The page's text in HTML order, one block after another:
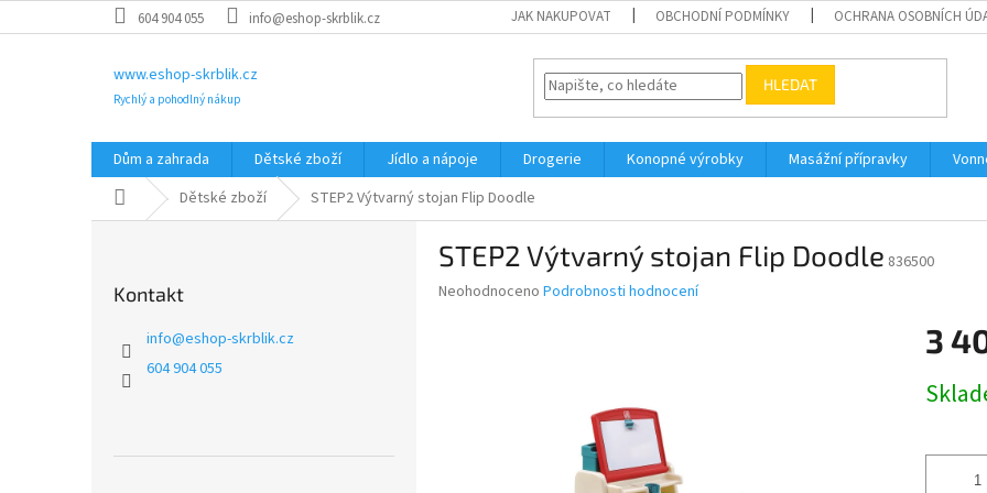
na
604 904 055 info@eshop-skrblik.cz JAK NAKUPOVAT OBCHODNÍ PODMÍNKY OCHRANA OSOBNÍCH
www.eshop-skrblik.cz
Rychlý a pohodlný nákup
HLEDAT
Dům a zahrada Dětské zboží Jídlo a nápoje Drogerie Konopné výrobky Masážní přípravky
Domů Dětské zboží STEP2 Výtvarný stojan Flip Doodle
Kontakt
info@eshop-skrblik.cz
604 904 055
STEP2 Výtvarný stojan Flip Doodle 836500
Průměrné
Neohodnoceno Podrobnosti hodnocení
3
cena: